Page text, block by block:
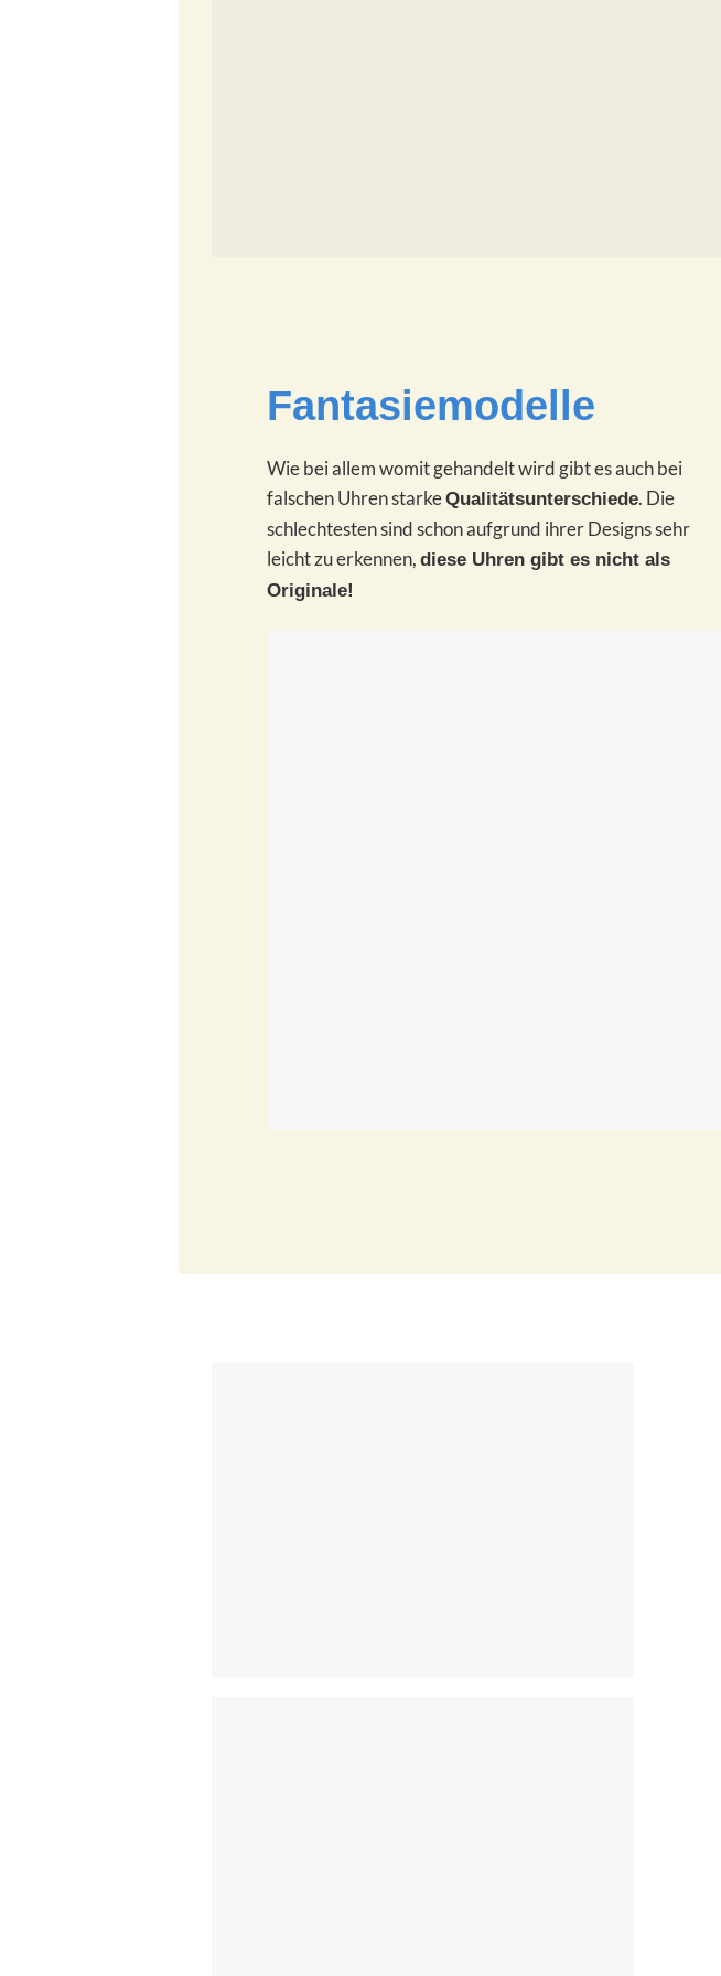
Fantasiemodelle
Wie bei allem womit gehandelt wird gibt es auch bei
falschen Uhren starkeQualitätsunterschiede. Die
schlechtesten sind schon aufgrund ihrer Designs sehr
leicht zu erkennen, diese Uhren gibt es nicht als
Originale!